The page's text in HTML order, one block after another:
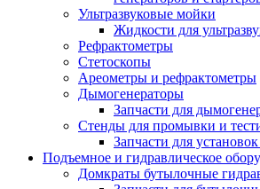
Ультразвуковые мойки
Жидкости для
Рефрактометры
Стетоскопы
Ареометры и рефрактометры
Дымогенераторы
Запчасти для
Стенды для промывки и
Запчасти для
Подъемное и гидравлическое
Домкраты бутылочные